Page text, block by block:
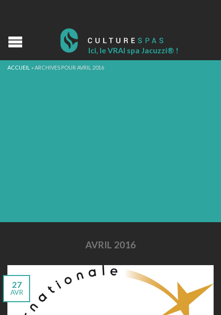
Ici, le VRAI spa Jacuzzi® !
ACCUEIL »ARCHIVES POUR AVRIL 2016
AVRIL 2016
27
AVR